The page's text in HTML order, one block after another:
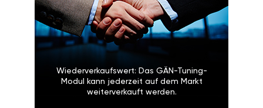
Wiederverkaufswert: Das GÄN-Tuning-
Modul kann jederzeit auf dem Markt
weiterverkauft werden.